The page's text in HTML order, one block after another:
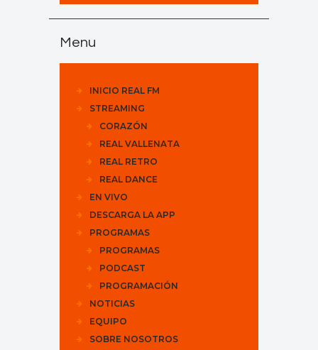
Menu
INICIO REAL FM
STREAMING
CORAZÓN
REAL VALLENATA
REAL RETRO
REAL DANCE
EN VIVO
DESCARGA LA APP
PROGRAMAS
PROGRAMAS
PODCAST
PROGRAMACIÓN
NOTICIAS
EQUIPO
SOBRE NOSOTROS